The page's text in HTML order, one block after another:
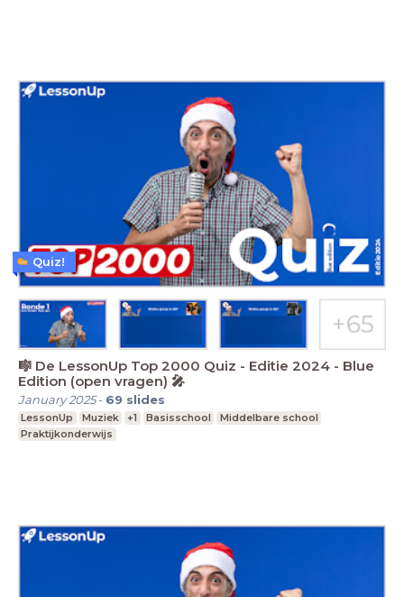
🎼 De LessonUp Top 2000 Quiz - Editie 2024 - Blue
Edition (open vragen) 🎤
January 2025- 69 slides
LessonUp Muziek +1 Basisschool
Middelbare school
Praktijkonderwijs
Quiz!